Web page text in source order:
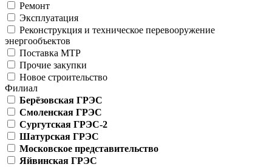
Ремонт
Эксплуатация
Реконструкция и техническое перевооружение
энергообъектов
Поставка МТР
Прочие закупки
Новое строительство
Филиал
Берёзовская ГРЭС
Смоленская ГРЭС
Сургутская ГРЭС-2
Шатурская ГРЭС
Московское представительство
Яйвинская ГРЭС